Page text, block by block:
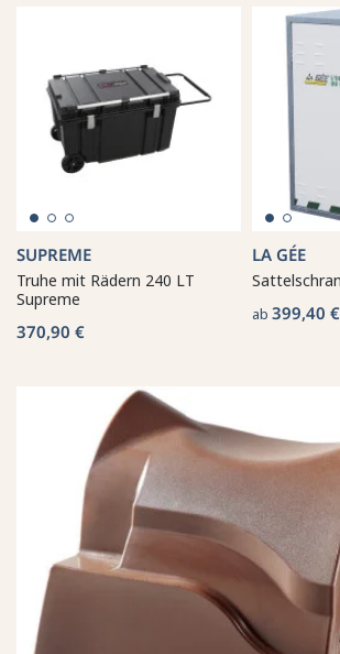
SUPREME
Truhe mit Rädern 240 LT
Supreme
370,90 €
LA GÉE
ab 399,40 €